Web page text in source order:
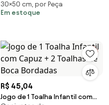
- 30x50cm - Lufamar
30×50 cm, por Peça
Em estoque
R$ 45,04
Jogo de 1 Toalha Infantil com